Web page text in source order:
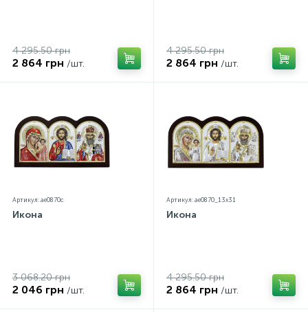
4 295.50 грн
2 864 грн /шт.
4 295.50 грн
2 864 грн /шт.
Артикул: ae0870c
Икона
3 068.20 грн
2 046 грн /шт.
Артикул: ae0870_13х31
Икона
4 295.50 грн
2 864 грн /шт.